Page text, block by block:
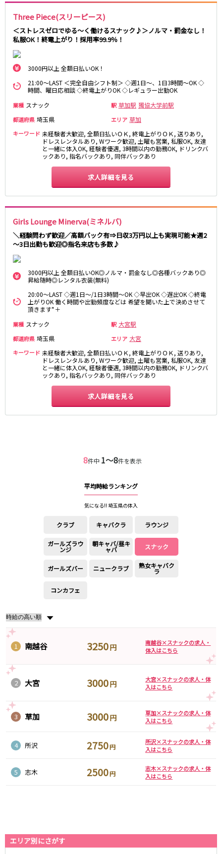
Three Piece(スリーピース)
＜ストレスゼロでゆる～く働けるスナック♪＞ノルマ・罰金なし！
私服OK！終電上がり！採用率99.9％！
3000円以上 全額日払いOK！
21:00～LAST ＜完全自由シフト制＞ ◇週1日～、1日3時間～OK ◇
時間、曜日応相談 ◇終電上がりOK ◇レギュラー出勤OK
業種 スナック 駅 草加駅 獨協大学前駅
都道府県 埼玉県 エリア 草加
キーワード 未経験者大歓迎, 全額日払いＯＫ, 終電上がりＯＫ, 送りあり,
ドレスレンタルあり, Wワーク歓迎, 土曜も営業, 私服OK, 友達
と一緒に体入OK, 経験者優遇, 3時間以内の勤務OK, ドリンクバ
ックあり, 指名バックあり, 同伴バックあり
求人詳細を見る
Girls Lounge Minerva(ミネルバ)
＼経験問わず歓迎／高額バック有⇒日収3万円以上も実現可能★週2
～3日出勤も歓迎◎指名来店も多数♪
3000円以上 全額日払いOK◎ノルマ・罰金なし◎各種バックあり◎
昇給随時◎レンタル衣装(無料)
20:00～LAST ◇週1日～/1日3時間～OK ◇早出OK ◇遅出OK ◇終電
上がりOK 働く時間や出勤頻度などは 希望を聞いた上で決めさせて
頂きます*＋
業種 スナック 駅 大宮駅
都道府県 埼玉県 エリア 大宮
キーワード 未経験者大歓迎, 全額日払いＯＫ, 終電上がりＯＫ, 送りあり,
ドレスレンタルあり, Wワーク歓迎, 土曜も営業, 私服OK, 友達
と一緒に体入OK, 経験者優遇, 3時間以内の勤務OK, ドリンクバ
ックあり, 指名バックあり, 同伴バックあり
求人詳細を見る
8件中 1〜8件を表示
平均時給ランキング
気になる!! 埼玉県の体入
クラブ キャバクラ ラウンジ
ガールズラウ
ンジ
朝キャバ/昼キ
ャバ スナック
ガールズバー ニュークラブ 熟女キャバク
ラ
コンカフェ
▼
1 南越谷 3250円
南越谷×スナックの求人・
体入はこちら
2 大宮 3000円
大宮×スナックの求人・体
入はこちら
3 草加 3000円
草加×スナックの求人・体
入はこちら
4 所沢 2750円
所沢×スナックの求人・体
入はこちら
5 志木 2500円
志木×スナックの求人・体
入はこちら
エリア別にさがす
相模原駅
橋本駅
新横浜駅
淵野辺駅
東急田園都市線
渋谷駅
溝の口駅
あざみ野駅
藤が丘駅
用賀駅
二子玉川駅
中央林間駅
桜新町駅
東急世田谷線
三軒茶屋駅
西太子堂駅
下高井戸駅
宮の坂駅
立川駅
川崎駅
武蔵溝ノ口駅
武蔵小杉駅
府中本町駅
武蔵新城駅
登戸駅
稲田堤駅
新橋駅
横浜駅
品川駅
大船駅
戸塚駅
東戸塚駅
久里浜駅
横須賀駅
渋谷駅
板橋駅
小田急小田原線
町田駅
本厚木駅
祖師ヶ谷大蔵駅
登戸駅
小田原駅
豪徳寺駅
JR東海道本線
横浜駅
藤沢駅
茅ヶ崎駅
新丸子駅